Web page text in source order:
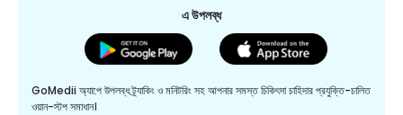
এ উপলব্ধ
GoMedii অ্যাপে উপলব্ধ ট্র্যাকিং ও মনিটরিং সহ আপনার সমস্ত চিকিৎসা চাহিদার প্রযুক্তি-চালিত
ওয়ান-স্টপ সমাধান।